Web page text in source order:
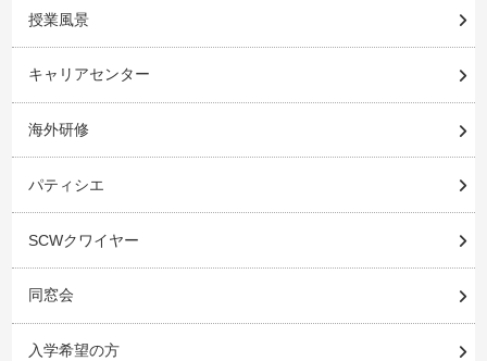
授業風景
キャリアセンター
海外研修
パティシエ
SCWクワイヤー
同窓会
入学希望の方